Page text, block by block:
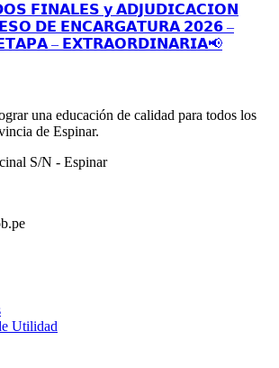
𝗙𝗜𝗡𝗔𝗟𝗘𝗦 𝘆 𝗔𝗗𝗝𝗨𝗗𝗜𝗖𝗔𝗖𝗜𝗢𝗡
𝗗𝗘 𝗘𝗡𝗖𝗔𝗥𝗚𝗔𝗧𝗨𝗥𝗔 𝟮𝟬𝟮𝟲 –
– 𝗘𝗫𝗧𝗥𝗔𝗢𝗥𝗗𝗜𝗡𝗔𝗥𝗜𝗔📢
una educación de calidad para todos los
de Espinar.
S/N - Espinar
Utilidad